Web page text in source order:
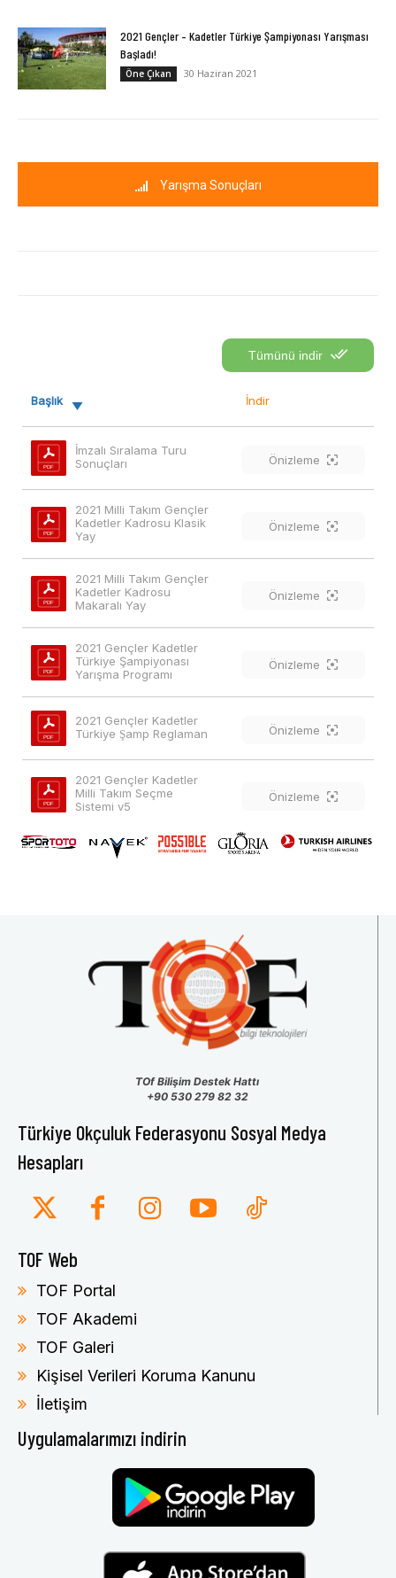
2021 Gençler – Kadetler Türkiye Şampiyonası Yarışması
Başladı!
Öne Çıkan 30 Haziran 2021
Yarışma Sonuçları
Tümünü indir
Başlık İndir
İmzalı Sıralama Turu
Sonuçları
Önizleme
2021 Milli Takım Gençler
Kadetler Kadrosu Klasik
Yay
Önizleme
2021 Milli Takım Gençler
Kadetler Kadrosu
Makaralı Yay
Önizleme
2021 Gençler Kadetler
Türkiye Şampiyonası
Yarışma Programı
Önizleme
2021 Gençler Kadetler
Türkiye Şamp Reglaman
Önizleme
2021 Gençler Kadetler
Milli Takım Seçme
Sistemi v5
Önizleme
TOf Bilişim Destek Hattı
+90 530 279 82 32
Türkiye Okçuluk Federasyonu Sosyal Medya
Hesapları
TOF Web
TOF Portal
TOF Akademi
TOF Galeri
Kişisel Verileri Koruma Kanunu
İletişim
Uygulamalarımızı indirin